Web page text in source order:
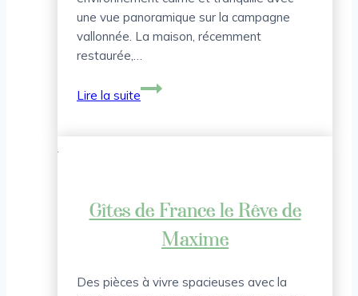
une vue panoramique sur la campagne
vallonnée. La maison, récemment
restaurée,…
Lire la suite
Gîtes
de
Gîtes de France le Rêve de
Maxime
Des pièces à vivre spacieuses avec la